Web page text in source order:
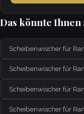
Das könnte
Scheibenwischer für
Scheibenwischer für
Scheibenwischer für
Scheibenwischer für